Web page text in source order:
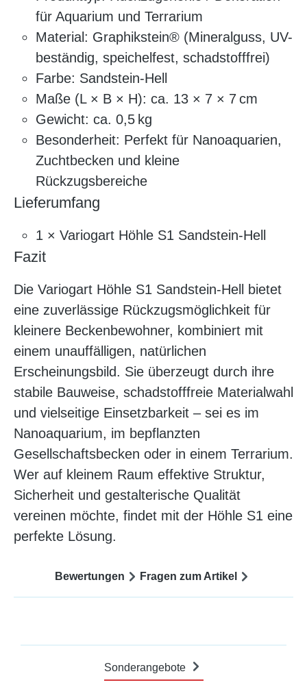
für Aquarium und Terrarium
Material: Graphikstein® (Mineralguss, UV-
beständig, speichelfest, schadstofffrei)
Farbe: Sandstein-Hell
Maße (L × B × H): ca. 13 × 7 × 7 cm
Gewicht: ca. 0,5 kg
Besonderheit: Perfekt für Nanoaquarien,
Zuchtbecken und kleine
Rückzugsbereiche
Lieferumfang
1 × Variogart Höhle S1 Sandstein-Hell
Fazit
Die Variogart Höhle S1 Sandstein-Hell bietet
eine zuverlässige Rückzugsmöglichkeit für
kleinere Beckenbewohner, kombiniert mit
einem unauffälligen, natürlichen
Erscheinungsbild. Sie überzeugt durch ihre
stabile Bauweise, schadstofffreie Materialwahl
und vielseitige Einsetzbarkeit – sei es im
Nanoaquarium, im bepflanzten
Gesellschaftsbecken oder in einem Terrarium.
Wer auf kleinem Raum effektive Struktur,
Sicherheit und gestalterische Qualität
vereinen möchte, findet mit der Höhle S1 eine
perfekte Lösung.
Bewertungen Fragen zum Artikel
Sonderangebote